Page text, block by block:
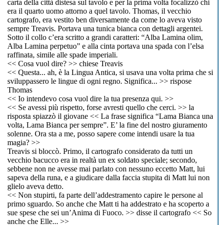
carta della città distesa sul tavolo e per la prima volta focalizzò chi
era il quarto uomo attorno a quel tavolo. Thomas, il vecchio
cartografo, era vestito ben diversamente da come lo aveva visto
sempre Treavis. Portava una tunica bianca con dettagli argentei.
Sotto il collo c’era scritto a grandi caratteri: “Alba Lamina olim,
Alba Lamina perpetuo” e alla cinta portava una spada con l’elsa
raffinata, simile alle spade imperiali.
<< Cosa vuol dire? >> chiese Treavis
<< Questa... ah, è la Lingua Antica, si usava una volta prima che si
sviluppassero le lingue di ogni regno. Significa... >> rispose
Thomas
<< Io intendevo cosa vuol dire la tua presenza qui. >>
<< Se avessi più rispetto, forse avresti quello che cerci. >> la
risposta spiazzò il giovane << La frase significa “Lama Bianca una
volta, Lama Bianca per sempre”. E’ la fine del nostro giuramento
solenne. Ora sta a me, posso sapere come intendi usare la tua
magia? >>
Treavis si bloccò. Primo, il cartografo considerato da tutti un
vecchio bacucco era in realtà un ex soldato speciale; secondo,
sebbene non ne avesse mai parlato con nessuno eccetto Matt, lui
sapeva della runa, e a giudicare dalla faccia stupita di Matt lui non
glielo aveva detto.
<< Non stupirti, fa parte dell’addestramento capire le persone al
primo sguardo. So anche che Matt ti ha addestrato e ha scoperto a
sue spese che sei un’Anima di Fuoco. >> disse il cartografo << So
anche che Elle... >>